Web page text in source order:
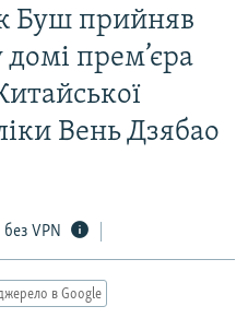
Буш прийняв
домі прем’єра
Вень Дзябао
VPN
в Google